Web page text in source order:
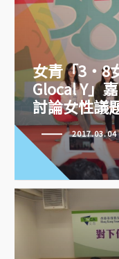
女青「3‧8
Glocal Y」
物討論女性
女青「3‧8
Glocal Y」
討論女性議
2017.03.04